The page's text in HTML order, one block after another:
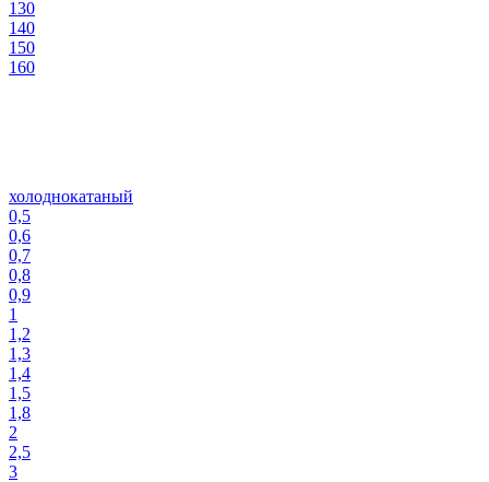
130
140
150
160
холоднокатаный
0,5
0,6
0,7
0,8
0,9
1
1,2
1,3
1,4
1,5
1,8
2
2,5
3